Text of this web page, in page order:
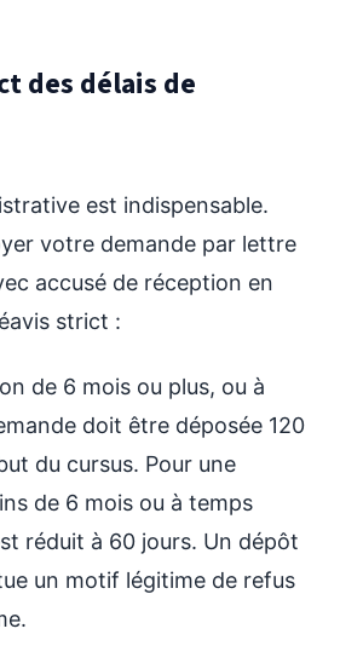
des délais de
est indispensable.
votre demande par lettre
accusé de réception en
strict :
de 6 mois ou plus, ou à
doit être déposée 120
du cursus. Pour une
de 6 mois ou à temps
réduit à 60 jours. Un dépôt
un motif légitime de refus